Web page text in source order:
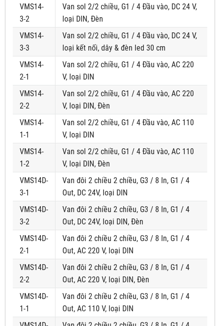
VMS14-
3-2
Van sol 2/2 chiều, G1 / 4 Đầu vào, DC 24 V,
loại DIN, Đèn
VMS14-
3-3
Van sol 2/2 chiều, G1 / 4 Đầu vào, DC 24 V,
loại kết nối, dây & đèn led 30 cm
VMS14-
2-1
Van sol 2/2 chiều, G1 / 4 Đầu vào, AC 220
V, loại DIN
VMS14-
2-2
Van sol 2/2 chiều, G1 / 4 Đầu vào, AC 220
V, loại DIN, Đèn
VMS14-
1-1
Van sol 2/2 chiều, G1 / 4 Đầu vào, AC 110
V, loại DIN
VMS14-
1-2
Van sol 2/2 chiều, G1 / 4 Đầu vào, AC 110
V, loại DIN, Đèn
VMS14D-
3-1
Van đôi 2 chiều 2 chiều, G3 / 8 In, G1 / 4
Out, DC 24V, loại DIN
VMS14D-
3-2
Van đôi 2 chiều 2 chiều, G3 / 8 In, G1 / 4
Out, DC 24V, loại DIN, Đèn
VMS14D-
2-1
Van đôi 2 chiều 2 chiều, G3 / 8 In, G1 / 4
Out, AC 220 V, loại DIN
VMS14D-
2-2
Van đôi 2 chiều 2 chiều, G3 / 8 In, G1 / 4
Out, AC 220 V, loại DIN, Đèn
VMS14D-
1-1
Van đôi 2 chiều 2 chiều, G3 / 8 In, G1 / 4
Out, AC 110 V, loại DIN